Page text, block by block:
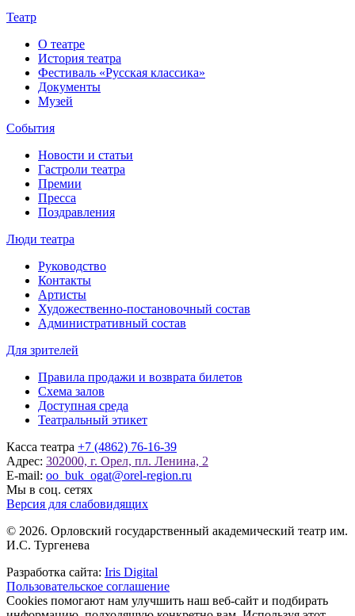
Театр
О театре
История театра
Фестиваль «Русская классика»
Документы
Музей
События
Новости и статьи
Гастроли театра
Премии
Пресса
Поздравления
Люди театра
Руководство
Контакты
Артисты
Художественно-постановочный состав
Административный состав
Для зрителей
Правила продажи и возврата билетов
Схема залов
Доступная среда
Театральный этикет
Касса театра +7 (4862) 76-16-39
Адрес: 302000, г. Орел, пл. Ленина, 2
E-mail: oo_buk_ogat@orel-region.ru
Мы в соц. сетях
Версия для слабовидящих
© 2026. Орловский государственный академический театр им.
И.С. Тургенева
Разработка сайта: Iris Digital
Пользовательское соглашение
Cookies помогают нам улучшить наш веб-сайт и подбирать